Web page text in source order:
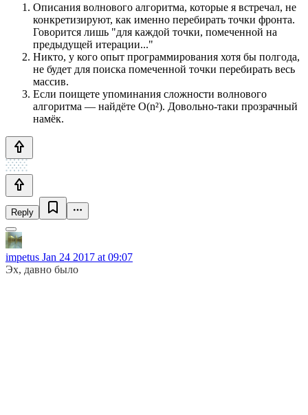
Описания волнового алгоритма, которые я встречал, не
конкретизируют, как именно перебирать точки фронта.
Говорится лишь "для каждой точки, помеченной на
предыдущей итерации..."
Никто, у кого опыт программирования хотя бы полгода,
не будет для поиска помеченной точки перебирать весь
массив.
Если поищете упоминания сложности волнового
алгоритма — найдёте O(n²). Довольно-таки прозрачный
намёк.
Reply
impetus Jan 24 2017 at 09:07
Эх, давно было